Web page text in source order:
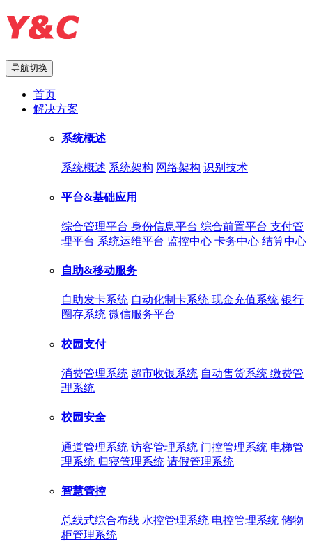
导航切换
首页
解决方案
系统概述
系统概述 系统架构 网络架构 识别技术
平台&基础应用
综合管理平台 身份信息平台 综合前置平台 支付管
理平台 系统运维平台 监控中心 卡务中心 结算中心
自助&移动服务
自助发卡系统 自动化制卡系统 现金充值系统 银行
圈存系统 微信服务平台
校园支付
消费管理系统 超市收银系统 自动售货系统 缴费管
理系统
校园安全
通道管理系统 访客管理系统 门控管理系统 电梯管
理系统 归寝管理系统 请假管理系统
智慧管控
总线式综合布线 水控管理系统 电控管理系统 储物
柜管理系统